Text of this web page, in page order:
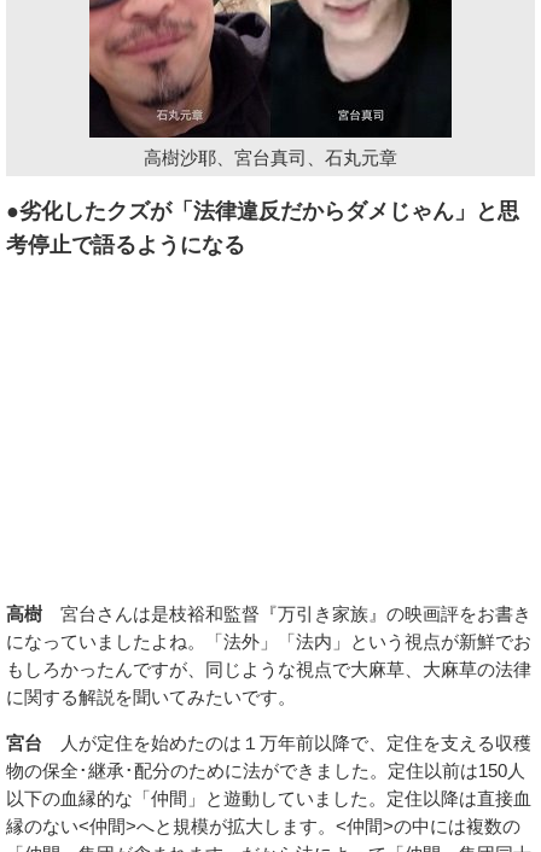
高樹沙耶、宮台真司、石丸元章
●劣化したクズが「法律違反だからダメじゃん」と思
考停止で語るようになる
高樹 宮台さんは是枝裕和監督『万引き家族』の映画評をお書き
になっていましたよね。「法外」「法内」という視点が新鮮でお
もしろかったんですが、同じような視点で大麻草、大麻草の法律
に関する解説を聞いてみたいです。
宮台 人が定住を始めたのは１万年前以降で、定住を支える収穫
物の保全･継承･配分のために法ができました。定住以前は150人
以下の血縁的な「仲間」と遊動していました。定住以降は直接血
縁のない<仲間>へと規模が拡大します。<仲間>の中には複数の